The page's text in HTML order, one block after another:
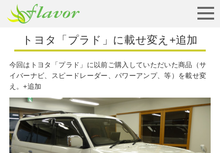
トヨタ「プラド」に載せ変え+追加
今回はトヨタ「プラド」に以前ご購入していただいた商品（サ
イバーナビ、スピードレーダー、パワーアンプ、等）を載せ変
え。+追加